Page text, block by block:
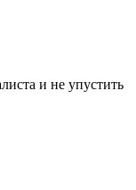
и не упустить